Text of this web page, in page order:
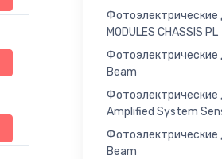
Фотоэлектрические
MODULES CHASSIS PL
Фотоэлектрические
Beam
Фотоэлектрические
Amplified System
Фотоэлектрические
Beam